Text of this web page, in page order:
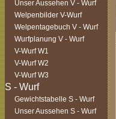
Unser Aussehen V - Wurf
Welpenbilder V-Wurf
Welpentagebuch V - Wurf
Wurfplanung V - Wurf
V-Wurf W1
V-Wurf W2
V-Wurf W3
Gewichtstabelle S - Wurf
Unser Aussehen S - Wurf